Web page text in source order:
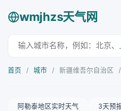
wmjhzs天气网
首页 / 城市 / 新疆维吾尔自治区 /
阿勒泰地区实时天气 3天预